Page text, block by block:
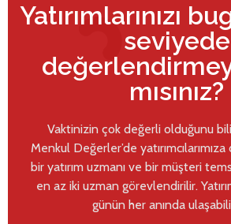
Yatırımlarınızı
seviyede
mısınız?
Vaktinizin çok değerli olduğunu
Menkul Değerler’de
bir yatırım uzmanı ve bir müşteri
en az iki uzman görevlendirilir.
günün her anında